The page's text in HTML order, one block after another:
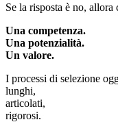
Se la risposta è no,
Una competenza.
Una potenzialità.
Un valore.
I processi di selezione
lunghi,
articolati,
rigorosi.